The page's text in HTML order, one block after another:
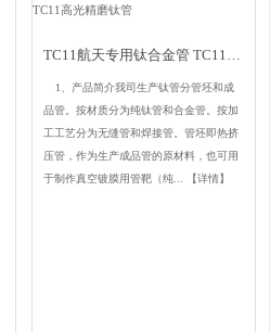
1、产品简介我司生产钛管分管坯和成
品管。按材质分为纯钛管和合金管。按加
工工艺分为无缝管和焊接管。管坯即热挤
压管，作为生产成品管的原材料，也可用
于制作真空镀膜用管靶（纯...
【详情】